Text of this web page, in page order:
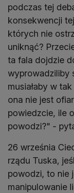
podczas tej
konsekwencji
których nie
uniknąć?
ta fala dojdzie
wyprowadziliby
musiałaby w
ona nie jest
powiedzcie, ile
powodzi?" -
26 września
rządu Tuska,
powodzi, to nie
manipulowanie